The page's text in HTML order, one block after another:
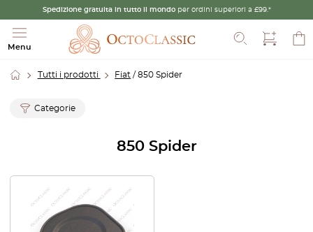
Spedizione gratuita in tutto il mondo per ordini superiori a £99.*
Menu
Cerca
Tutti i prodotti Fiat / 850 Spider
Categorie
850 Spider